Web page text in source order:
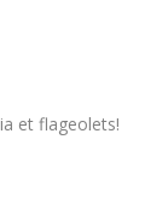
et flageolets!